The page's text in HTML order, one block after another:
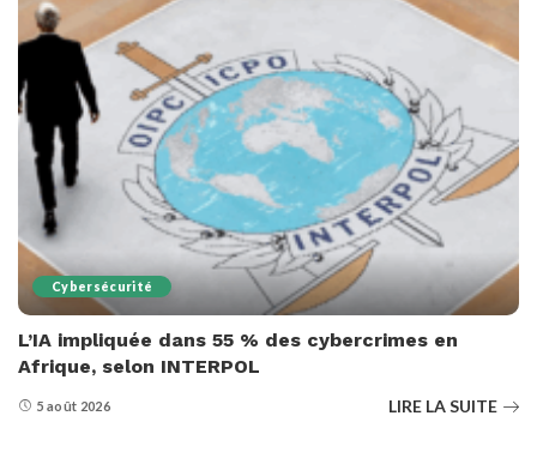
Cybersécurité
L’IA impliquée dans 55 % des cybercrimes en
Afrique, selon INTERPOL
5 août 2026 LIRE LA SUITE